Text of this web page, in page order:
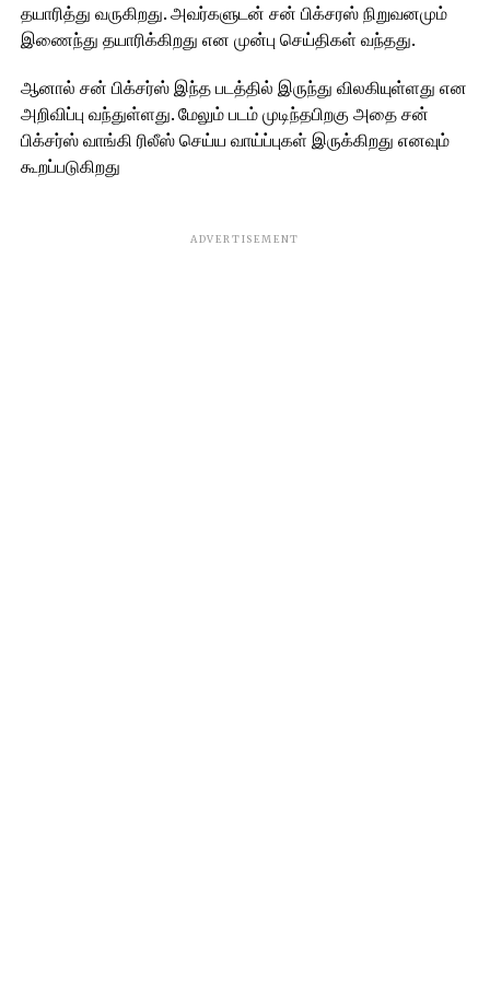
தயாரித்து வருகிறது. அவர்களுடன் சன் பிக்சரஸ் நிறுவனமும்
இணைந்து தயாரிக்கிறது என முன்பு செய்திகள் வந்தது.
ஆனால் சன் பிக்சர்ஸ் இந்த படத்தில் இருந்து விலகியுள்ளது என
அறிவிப்பு வந்துள்ளது. மேலும் படம் முடிந்தபிறகு அதை சன்
பிக்சர்ஸ் வாங்கி ரிலீஸ் செய்ய வாய்ப்புகள் இருக்கிறது எனவும்
கூறப்படுகிறது
ADVERTISEMENT